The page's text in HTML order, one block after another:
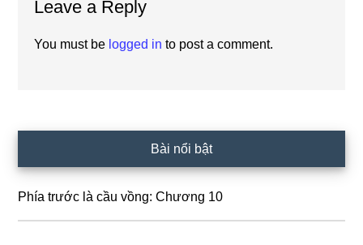
Interactions
Leave a Reply
You must be logged in to post a comment.
Sidebar
Bài nổi bật
Phía trước là cầu vồng: Chương 10